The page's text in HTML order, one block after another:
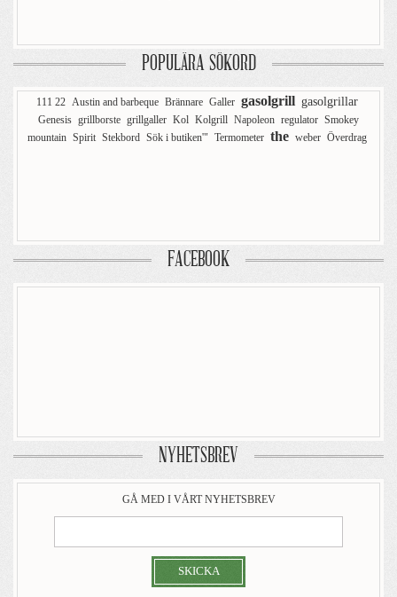
POPULÄRA SÖKORD
111 22 Austin and barbeque Brännare Galler gasolgrill gasolgrillar
Genesis grillborste grillgaller Kol Kolgrill Napoleon regulator Smokey
mountain Spirit Stekbord Sök i butiken'" Termometer the weber Överdrag
FACEBOOK
NYHETSBREV
GÅ MED I VÅRT NYHETSBREV
SKICKA